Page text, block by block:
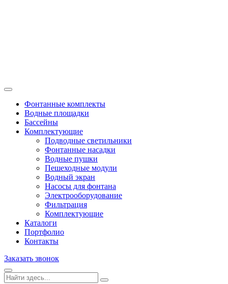
Фонтанные комплекты
Водные площадки
Бассейны
Комплектующие
Подводные светильники
Фонтанные насадки
Водные пушки
Пешеходные модули
Водный экран
Насосы для фонтана
Электрооборудование
Фильтрация
Комплектующие
Каталоги
Портфолио
Контакты
Заказать звонок